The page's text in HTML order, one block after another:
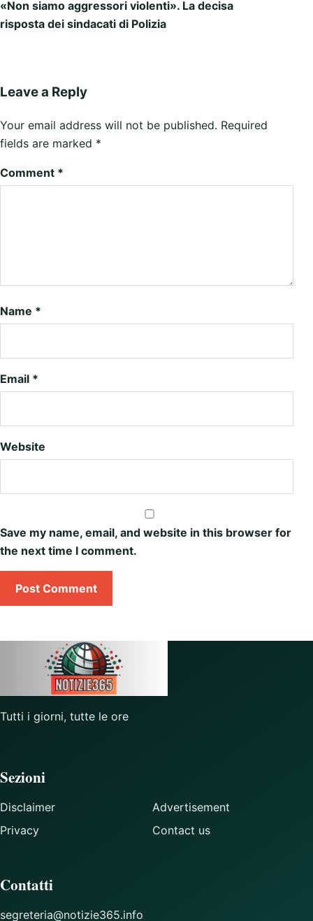
«Non siamo aggressori violenti». La decisa
risposta dei sindacati di Polizia
Leave a Reply
Your email address will not be published. Required
fields are marked *
Comment *
Name *
Email *
Website
Save my name, email, and website in this browser for
the next time I comment.
Tutti i giorni, tutte le ore
Sezioni
Disclaimer
Privacy
Advertisement
Contact us
Contatti
segreteria@notizie365.info